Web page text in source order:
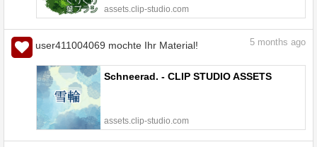
assets.clip-studio.com
user411004069 mochte Ihr Material! 5 months ago
Schneerad. - CLIP STUDIO ASSETS
assets.clip-studio.com